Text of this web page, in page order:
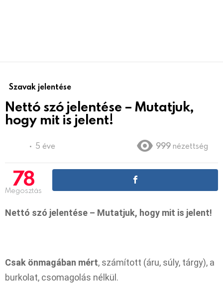
Szavak jelentése
Nettó szó jelentése – Mutatjuk,
hogy mit is jelent!
5 éve 999 nézettség
78
Megosztás
Nettó szó jelentése – Mutatjuk, hogy mit is jelent!
Csak önmagában mért, számított (áru, súly, tárgy), a
burkolat, csomagolás nélkül.